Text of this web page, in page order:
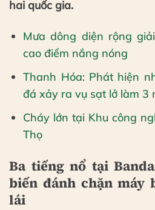
hai quốc gia.
Mưa dông diện rộng
cao điểm nắng nóng
Thanh Hóa: Phát hiện
đá xảy ra vụ sạt lở làm 3
Cháy lớn tại Khu công
Thọ
Ba tiếng nổ tại
biến đánh chặn máy
lái